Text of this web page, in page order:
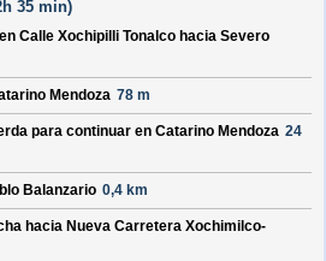
35 min)
en Calle Xochipilli Tonalco hacia Severo
Mendoza 78 m
para continuar en Catarino Mendoza 24
Balanzario 0,4 km
hacia Nueva Carretera Xochimilco-